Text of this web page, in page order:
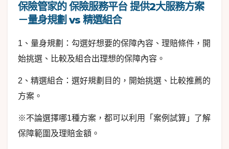
保險管家的 保險服務平台 提供2大服務方案
－量身規劃 vs 精選組合
1、量身規劃：勾選好想要的保障內容、理賠條件，開
始挑選、比較及組合出理想的保障內容。
2、精選組合：選好規劃目的，開始挑選、比較推薦的
方案。
※不論選擇哪1種方案，都可以利用「案例試算」了解
保障範圍及理賠金額。